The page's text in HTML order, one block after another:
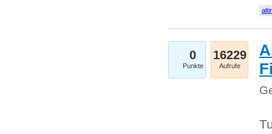
0
Punkte
16229
Aufrufe